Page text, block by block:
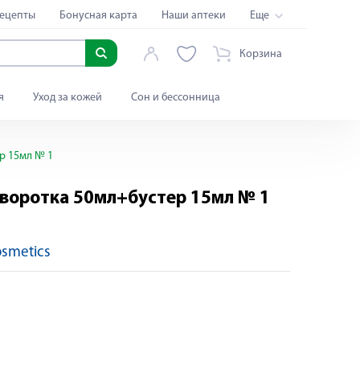
Бонусная карта Наши аптеки Еще
Корзина
Уход за кожей Сон и бессонница
15мл № 1
50мл+бустер 15мл № 1